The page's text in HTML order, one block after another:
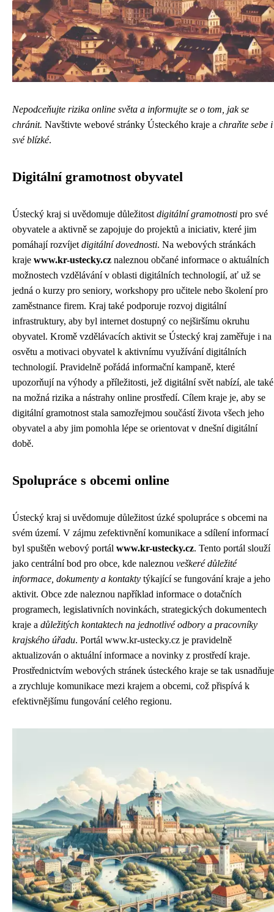
Nepodceňujte rizika online světa a informujte se o tom, jak se
chránit. Navštivte webové stránky Ústeckého kraje a chraňte sebe i
své blízké.
Digitální gramotnost obyvatel
Ústecký kraj si uvědomuje důležitost digitální gramotnosti pro své
obyvatele a aktivně se zapojuje do projektů a iniciativ, které jim
pomáhají rozvíjet digitální dovednosti. Na webových stránkách
kraje www.kr-ustecky.cz naleznou občané informace o aktuálních
možnostech vzdělávání v oblasti digitálních technologií, ať už se
jedná o kurzy pro seniory, workshopy pro učitele nebo školení pro
zaměstnance firem. Kraj také podporuje rozvoj digitální
infrastruktury, aby byl internet dostupný co nejširšímu okruhu
obyvatel. Kromě vzdělávacích aktivit se Ústecký kraj zaměřuje i na
osvětu a motivaci obyvatel k aktivnímu využívání digitálních
technologií. Pravidelně pořádá informační kampaně, které
upozorňují na výhody a příležitosti, jež digitální svět nabízí, ale také
na možná rizika a nástrahy online prostředí. Cílem kraje je, aby se
digitální gramotnost stala samozřejmou součástí života všech jeho
obyvatel a aby jim pomohla lépe se orientovat v dnešní digitální
době.
Spolupráce s obcemi online
Ústecký kraj si uvědomuje důležitost úzké spolupráce s obcemi na
svém území. V zájmu zefektivnění komunikace a sdílení informací
byl spuštěn webový portál www.kr-ustecky.cz. Tento portál slouží
jako centrální bod pro obce, kde naleznou veškeré důležité
informace, dokumenty a kontakty týkající se fungování kraje a jeho
aktivit. Obce zde naleznou například informace o dotačních
programech, legislativních novinkách, strategických dokumentech
kraje a důležitých kontaktech na jednotlivé odbory a pracovníky
krajského úřadu. Portál www.kr-ustecky.cz je pravidelně
aktualizován o aktuální informace a novinky z prostředí kraje.
Prostřednictvím webových stránek ústeckého kraje se tak usnadňuje
a zrychluje komunikace mezi krajem a obcemi, což přispívá k
efektivnějšímu fungování celého regionu.